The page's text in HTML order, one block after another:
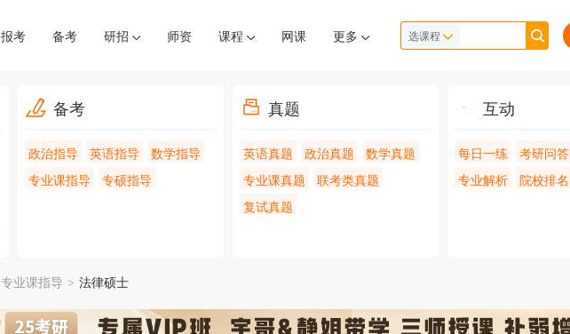
报考 备考 研招 师资 课程 网课 更多 选课程
备考
政治指导 英语指导
数学指导
专业课指导
专硕指导
真题
英语真题 政治真题
数学真题
专业课真题
联考类真题
复试真题
互动
每日一练 考研问答
专业解析
院校排名
专业课指导 > 法律硕士